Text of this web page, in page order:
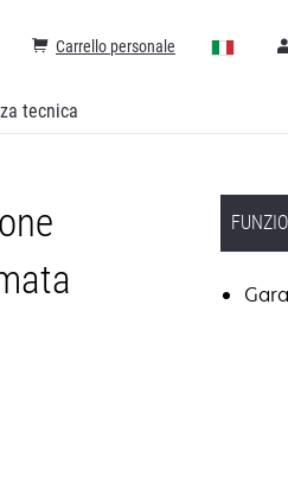
tecnica
Carrello personale